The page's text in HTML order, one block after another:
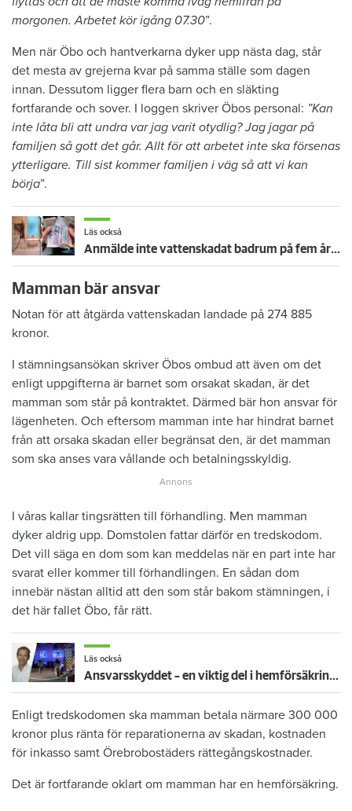
morgonen. Arbetet kör igång 07.30”.
Men när Öbo och hantverkarna dyker upp nästa dag, står
det mesta av grejerna kvar på samma ställe som dagen
innan. Dessutom ligger flera barn och en släkting
fortfarande och sover. I loggen skriver Öbos personal: ”Kan
inte låta bli att undra var jag varit otydlig? Jag jagar på
familjen så gott det går. Allt för att arbetet inte ska försenas
ytterligare. Till sist kommer familjen i väg så att vi kan
börja”.
Läs också
Anmälde inte vattenskadat badrum på fem år – krävs på 125 000 kronor
Mamman bär ansvar
Notan för att åtgärda vattenskadan landade på 274 885
kronor.
I stämningsansökan skriver Öbos ombud att även om det
enligt uppgifterna är barnet som orsakat skadan, är det
mamman som står på kontraktet. Därmed bär hon ansvar för
lägenheten. Och eftersom mamman inte har hindrat barnet
från att orsaka skadan eller begränsat den, är det mamman
som ska anses vara vållande och betalningsskyldig.
I våras kallar tingsrätten till förhandling. Men mamman
dyker aldrig upp. Domstolen fattar därför en tredskodom.
Det vill säga en dom som kan meddelas när en part inte har
svarat eller kommer till förhandlingen. En sådan dom
innebär nästan alltid att den som står bakom stämningen, i
det här fallet Öbo, får rätt.
Läs också
Ansvarsskyddet – en viktig del i hemförsäkringen
Enligt tredskodomen ska mamman betala närmare 300 000
kronor plus ränta för reparationerna av skadan, kostnaden
för inkasso samt Örebrobostäders rättegångskostnader.
Det är fortfarande oklart om mamman har en hemförsäkring.